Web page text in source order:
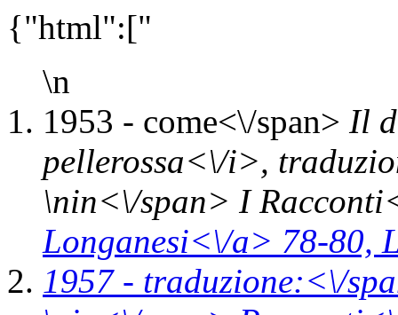
{"html":["
\n
1953 - come<\/span> Il
pellerossa<\/i>,
\nin<\/span> I
Longanesi<\/a> 78-80,
1957 - traduzione:<\/